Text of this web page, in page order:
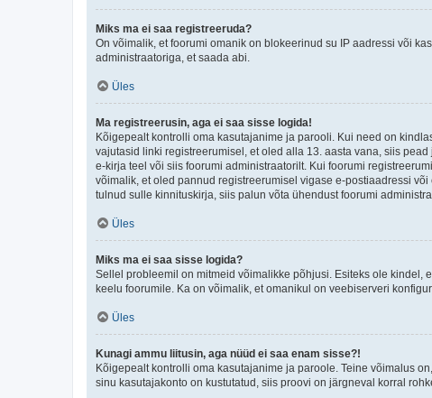
Miks ma ei saa registreeruda?
On võimalik, et foorumi omanik on blokeerinud su IP aadressi või
administraatoriga, et saada abi.
Üles
Ma registreerusin, aga ei saa sisse logida!
Kõigepealt kontrolli oma kasutajanime ja parooli. Kui need on
vajutasid linki registreerumisel, et oled alla 13. aasta vana, siis
e-kirja teel või siis foorumi administraatorilt. Kui foorumi
võimalik, et oled pannud registreerumisel vigase e-postiaadressi
tulnud sulle kinnituskirja, siis palun võta ühendust foorumi
Üles
Miks ma ei saa sisse logida?
Sellel probleemil on mitmeid võimalikke põhjusi. Esiteks ole kindel,
keelu foorumile. Ka on võimalik, et omanikul on veebiserveri
Üles
Kunagi ammu liitusin, aga nüüd ei saa enam sisse?!
Kõigepealt kontrolli oma kasutajanime ja paroole. Teine võimalus
sinu kasutajakonto on kustutatud, siis proovi on järgneval korral